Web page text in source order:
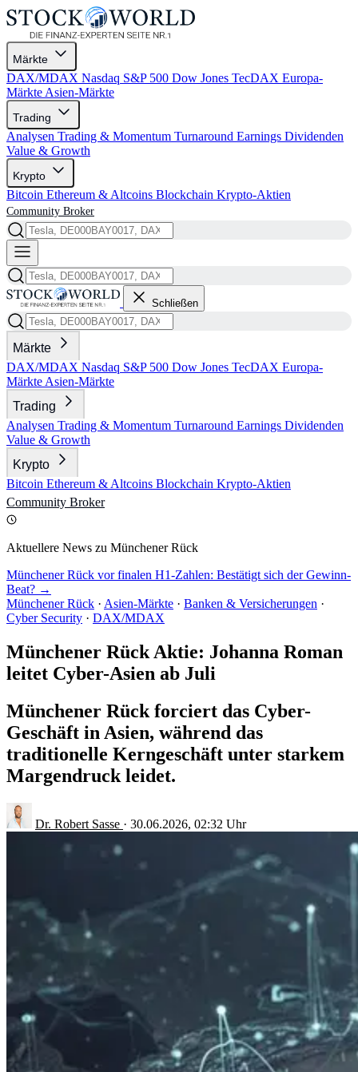
Märkte
DAX/MDAX Nasdaq S&P 500 Dow Jones TecDAX Europa-
Märkte Asien-Märkte
Trading
Analysen Trading & Momentum Turnaround Earnings Dividenden
Value & Growth
Krypto
Bitcoin Ethereum & Altcoins Blockchain Krypto-Aktien
Community Broker
Schließen
Märkte
DAX/MDAX Nasdaq S&P 500 Dow Jones TecDAX Europa-
Märkte Asien-Märkte
Trading
Analysen Trading & Momentum Turnaround Earnings Dividenden
Value & Growth
Krypto
Bitcoin Ethereum & Altcoins Blockchain Krypto-Aktien
Community Broker
Aktuellere News zu Münchener Rück
Münchener Rück vor finalen H1-Zahlen: Bestätigt sich der Gewinn-
Beat? →
Münchener Rück · Asien-Märkte · Banken & Versicherungen ·
Cyber Security · DAX/MDAX
Münchener Rück Aktie: Johanna Roman
leitet Cyber-Asien ab Juli
Münchener Rück forciert das Cyber-
Geschäft in Asien, während das
traditionelle Kerngeschäft unter starkem
Margendruck leidet.
Dr. Robert Sasse · 30.06.2026, 02:32 Uhr